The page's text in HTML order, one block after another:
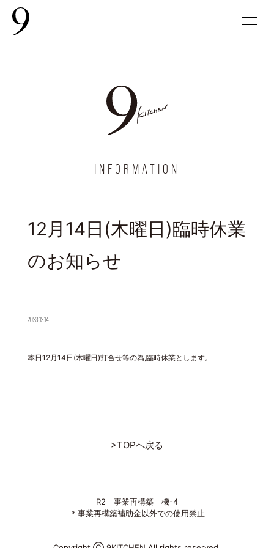
INFORMATION
12月14日(木曜日)臨時休業
のお知らせ
2023.12.14
本日12月14日(木曜日)打合せ等の為,臨時休業とします。
>TOPへ戻る
R2 事業再構築 機-4
＊事業再構築補助金以外での使用禁止